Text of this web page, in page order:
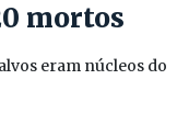
mortos
eram núcleos do